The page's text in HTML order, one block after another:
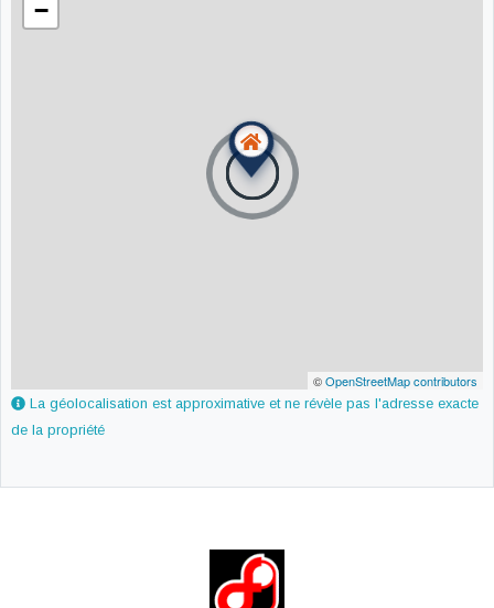
−
©OpenStreetMap contributors
La géolocalisation est approximative et ne révèle pas l'adresse exacte
de la propriété